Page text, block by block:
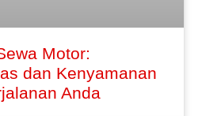
Motor:
dan Kenyamanan
Anda